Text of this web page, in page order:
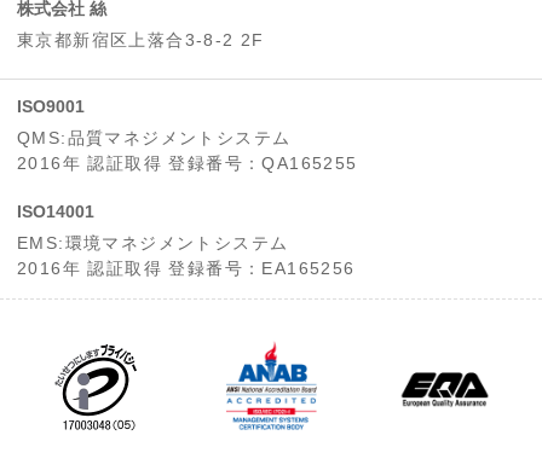
株式会社 絲
東京都新宿区上落合3-8-2 2F
ISO9001
QMS:品質マネジメントシステム
2016年 認証取得 登録番号：QA165255
ISO14001
EMS:環境マネジメントシステム
2016年 認証取得 登録番号：EA165256